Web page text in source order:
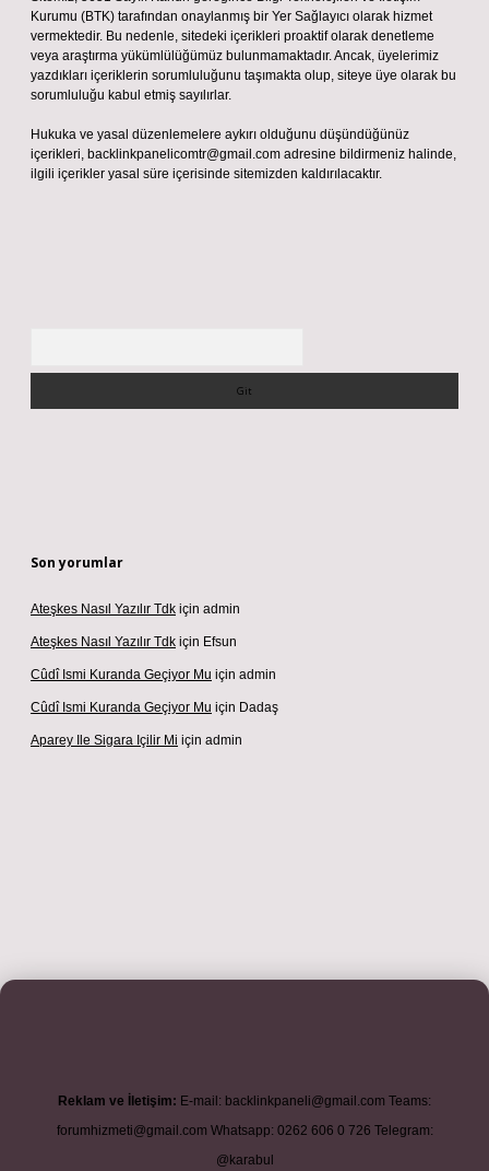
Kurumu (BTK) tarafından onaylanmış bir Yer Sağlayıcı olarak hizmet
vermektedir. Bu nedenle, sitedeki içerikleri proaktif olarak denetleme
veya araştırma yükümlülüğümüz bulunmamaktadır. Ancak, üyelerimiz
yazdıkları içeriklerin sorumluluğunu taşımakta olup, siteye üye olarak bu
sorumluluğu kabul etmiş sayılırlar.
Hukuka ve yasal düzenlemelere aykırı olduğunu düşündüğünüz
içerikleri, backlinkpanelicomtr@gmail.com adresine bildirmeniz halinde,
ilgili içerikler yasal süre içerisinde sitemizden kaldırılacaktır.
Son yorumlar
Ateşkes Nasıl Yazılır Tdk için admin
Ateşkes Nasıl Yazılır Tdk için Efsun
Cûdî Ismi Kuranda Geçiyor Mu için admin
Cûdî Ismi Kuranda Geçiyor Mu için Dadaş
Aparey Ile Sigara Içilir Mi için admin
adresibetexper.xyzm elexbet
Reklam ve İletişim: E-mail: backlinkpaneli@gmail.com Teams:
forumhizmeti@gmail.com Whatsapp: 0262 606 0 726 Telegram:
@karabul